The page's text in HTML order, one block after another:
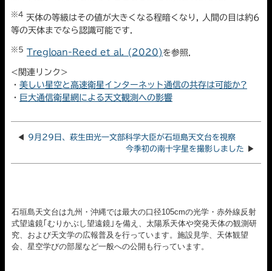
※4 天体の等級はその値が大きくなる程暗くなり, 人間の目は約6
等の天体までなら認識可能です.
※5 Tregloan-Reed et al. (2020) を参照.
<関連リンク>
・ 美しい星空と高速衛星インターネット通信の共存は可能か?
・ 巨大通信衛星網による天文観測への影響
◀ 9月29日、萩生田光一文部科学大臣が石垣島天文台を視察
今季初の南十字星を撮影しました ▶
石垣島天文台は九州・沖縄では最大の口径105cmの光学・赤外線反射
式望遠鏡｢むりかぶし望遠鏡｣を備え、太陽系天体や突発天体の観測研
究、および天文学の広報普及を行っています。施設見学、天体観望
会、星空学びの部屋など一般への公開も行っています。